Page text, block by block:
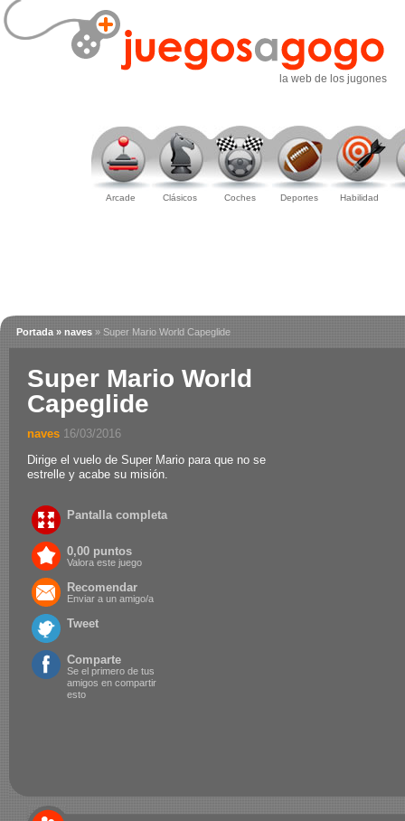
la web de los jugones
Arcade Clásicos Coches Deportes Habilidad
Portada » naves » Super Mario World Capeglide
Super Mario World
Capeglide
naves 16/03/2016
Dirige el vuelo de Super Mario para que no se
estrelle y acabe su misión.
Pantalla completa
0,00 puntos
Valora este juego
Recomendar
Enviar a un amigo/a
Tweet
Comparte
Se el primero de tus
amigos en compartir
esto